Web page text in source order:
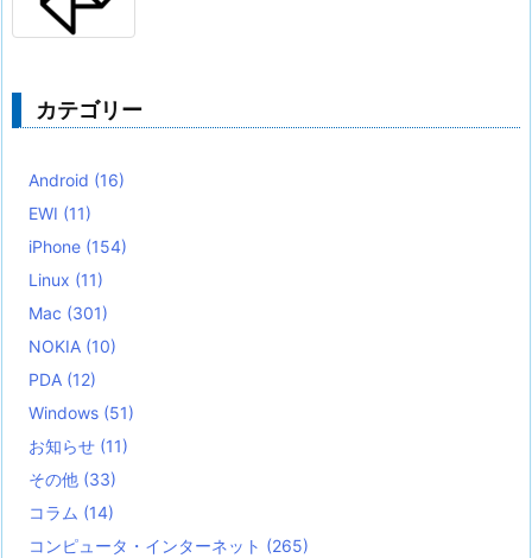
カテゴリー
Android (16)
EWI (11)
iPhone (154)
Linux (11)
Mac (301)
NOKIA (10)
PDA (12)
Windows (51)
お知らせ (11)
その他 (33)
コラム (14)
コンピュータ・インターネット (265)